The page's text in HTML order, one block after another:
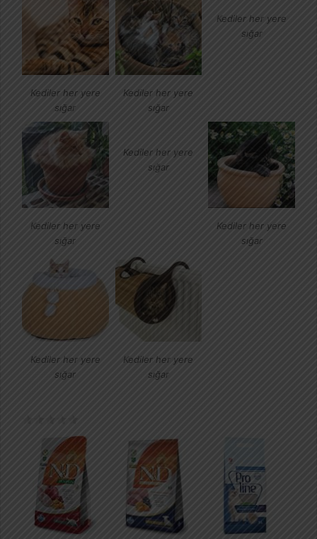
Kediler her yere
sığar
Kediler her yere
sığar
Kediler her yere
sığar
Kediler her yere
sığar
Kediler her yere
sığar
Kediler her yere
sığar
Kediler her yere
sığar
Kediler her yere
sığar